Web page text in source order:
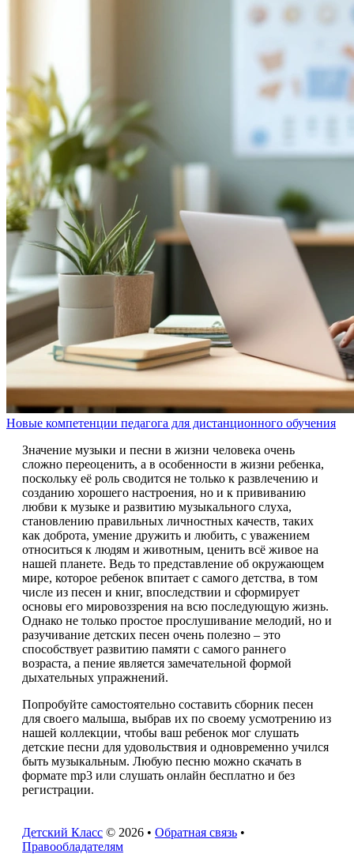
Новые компетенции педагога для дистанционного обучения
Значение музыки и песни в жизни человека очень
сложно переоценить, а в особенности в жизни ребенка,
поскольку её роль сводится не только к развлечению и
созданию хорошего настроения, но и к прививанию
любви к музыке и развитию музыкального слуха,
становлению правильных личностных качеств, таких
как доброта, умение дружить и любить, с уважением
относиться к людям и животным, ценить всё живое на
нашей планете. Ведь то представление об окружающем
мире, которое ребенок впитает с самого детства, в том
числе из песен и книг, впоследствии и сформирует
основы его мировоззрения на всю последующую жизнь.
Однако не только простое прослушивание мелодий, но и
разучивание детских песен очень полезно – это
способствует развитию памяти с самого раннего
возраста, а пение является замечательной формой
дыхательных упражнений.
Попробуйте самостоятельно составить сборник песен
для своего малыша, выбрав их по своему усмотрению из
нашей коллекции, чтобы ваш ребенок мог слушать
детские песни для удовольствия и одновременно учился
быть музыкальным. Любую песню можно скачать в
формате mp3 или слушать онлайн бесплатно и без
регистрации.
Детский Класс © 2026 • Обратная связь •
Правообладателям